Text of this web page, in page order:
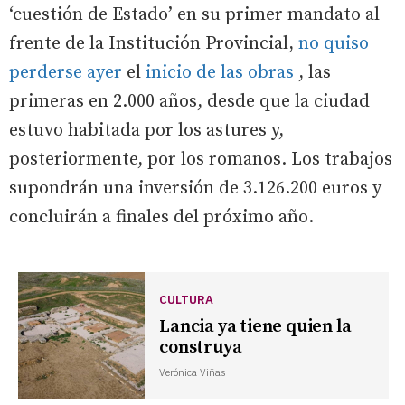
‘cuestión de Estado’ en su primer mandato al
frente de la Institución Provincial, no quiso
perderse ayer el inicio de las obras , las
primeras en 2.000 años, desde que la ciudad
estuvo habitada por los astures y,
posteriormente, por los romanos. Los trabajos
supondrán una inversión de 3.126.200 euros y
concluirán a finales del próximo año.
CULTURA
Lancia ya tiene quien la
construya
Verónica Viñas